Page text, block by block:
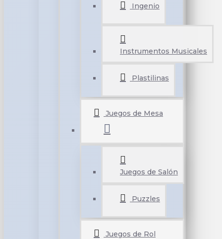
Ingenio
Instrumentos Musicales
Plastilinas
Juegos de Mesa
Juegos de Salón
Puzzles
Juegos de Rol